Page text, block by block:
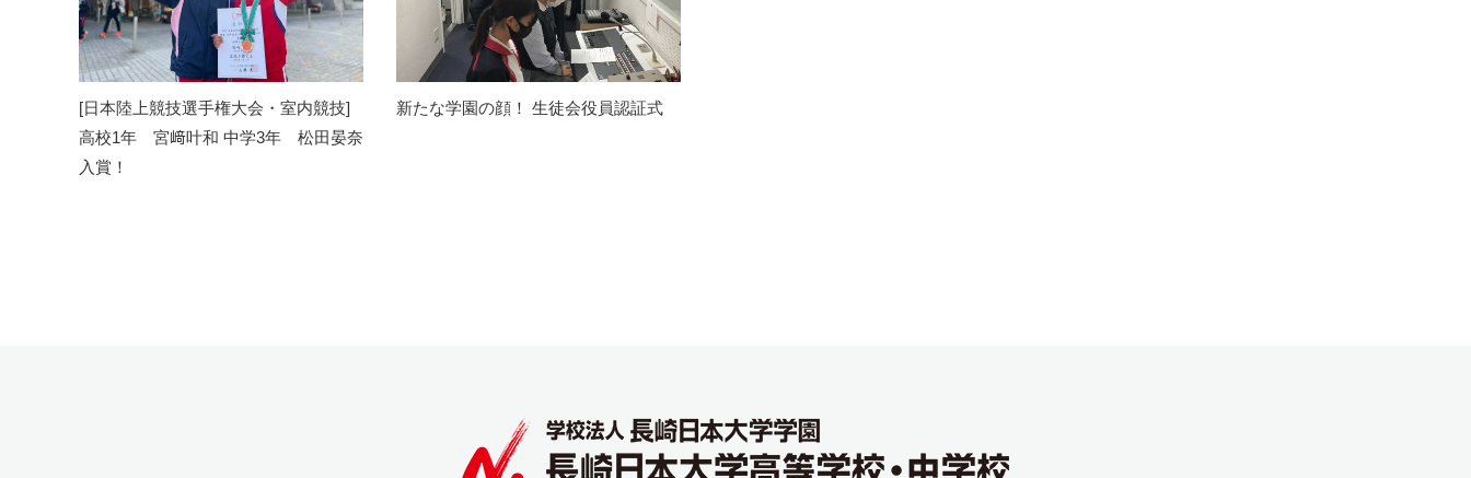
[日本陸上競技選手権大会・室内競技]
高校1年 宮﨑叶和 中学3年 松田晏奈
入賞！
新たな学園の顔！ 生徒会役員認証式